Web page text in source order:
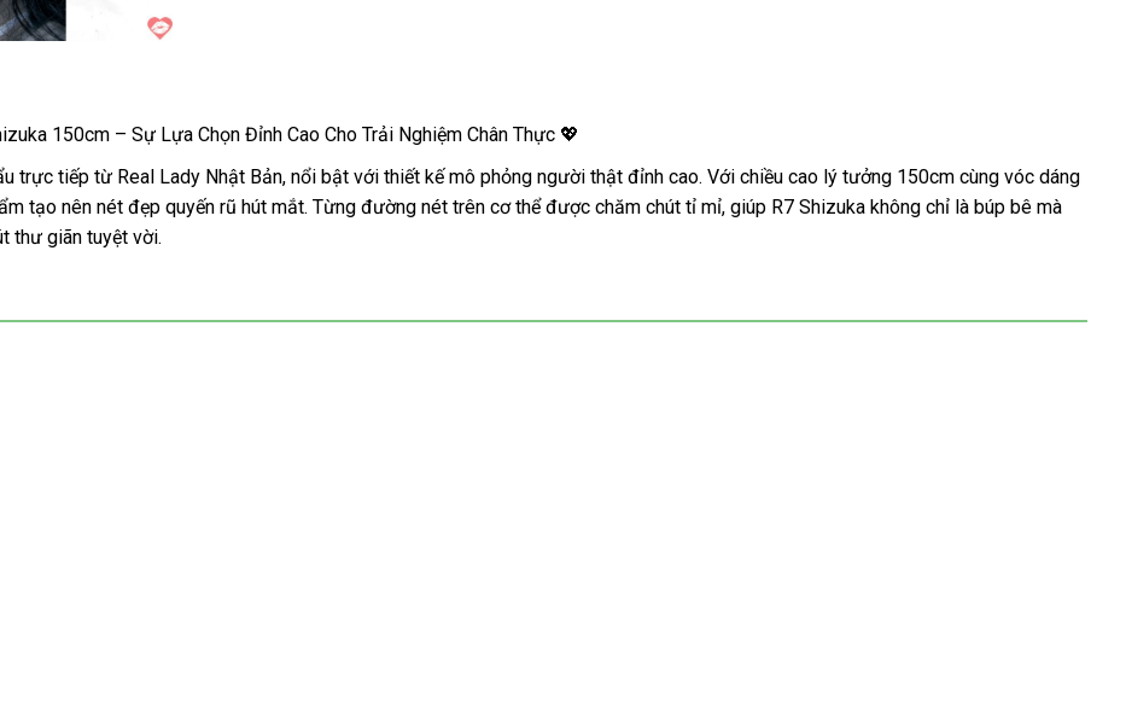
150cm – Sự Lựa Chọn Đỉnh Cao Cho Trải Nghiệm Chân Thực 💖
trực tiếp từ Real Lady Nhật Bản, nổi bật với thiết kế mô phỏng người thật đỉnh cao. Với chiều cao lý tưởng 150cm cùng vóc dáng
tạo nên nét đẹp quyến rũ hút mắt. Từng đường nét trên cơ thể được chăm chút tỉ mỉ, giúp R7 Shizuka không chỉ là búp bê mà
thư giãn tuyệt vời.